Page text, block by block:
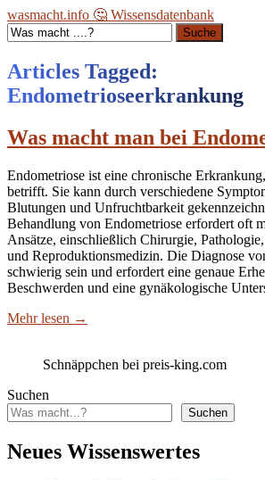
wasmacht.info 🤔 Wissensdatenbank
Suche
Articles Tagged:
Endometrioseerkrankung
Was macht man bei
Endometriose ist eine chronische
betrifft. Sie kann durch verschiedene
Blutungen und Unfruchtbarkeit
Behandlung von Endometriose erfordert oft
Ansätze, einschließlich Chirurgie,
und Reproduktionsmedizin. Die Diagnose
schwierig sein und erfordert eine genaue
Beschwerden und eine gynäkologische
Mehr lesen →
Schnäppchen bei preis-king.com
Suchen
Suchen
Neues Wissenswertes